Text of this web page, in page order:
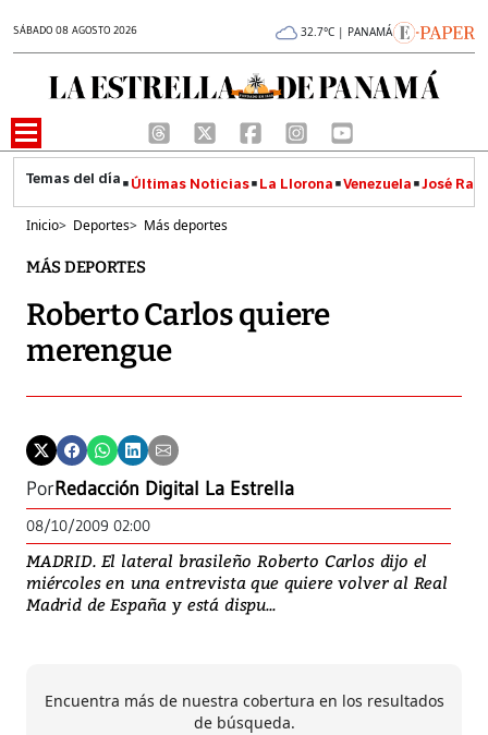
SÁBADO 08 AGOSTO 2026 32.7°C | PANAMÁ
Últimas Noticias La Llorona Venezuela José
Inicio> Deportes> Más deportes
MÁS DEPORTES
Roberto Carlos quiere
merengue
PorRedacción Digital La Estrella
08/10/2009 02:00
MADRID. El lateral brasileño Roberto Carlos dijo el
miércoles en una entrevista que quiere volver al Real
Madrid de España y está dispu...
Encuentra más de nuestra cobertura en los resultados
de búsqueda.